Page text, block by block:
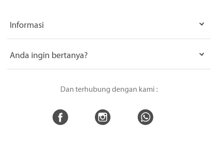
Informasi
Anda ingin bertanya?
Dan terhubung dengan kami :